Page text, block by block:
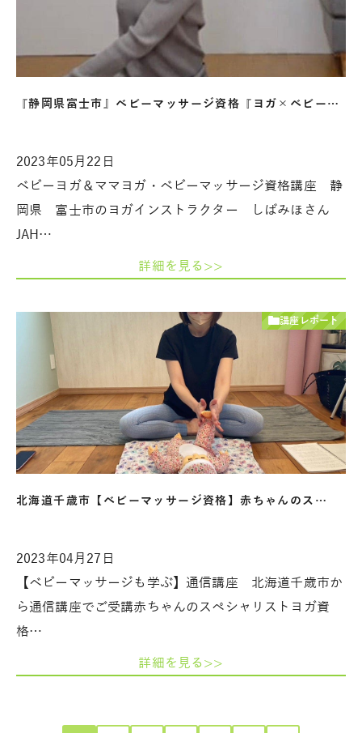
『静岡県富士市』ベビーマッサージ資格『ヨガ×ベビー…
2023年05月22日
ベビーヨガ＆ママヨガ・ベビーマッサージ資格講座 静
岡県 富士市のヨガインストラクター しばみほさん
JAH…
詳細を見る>>
講座レポート
北海道千歳市【ベビーマッサージ資格】赤ちゃんのス…
2023年04月27日
【ベビーマッサージも学ぶ】通信講座 北海道千歳市か
ら通信講座でご受講赤ちゃんのスペシャリストヨガ資
格…
詳細を見る>>